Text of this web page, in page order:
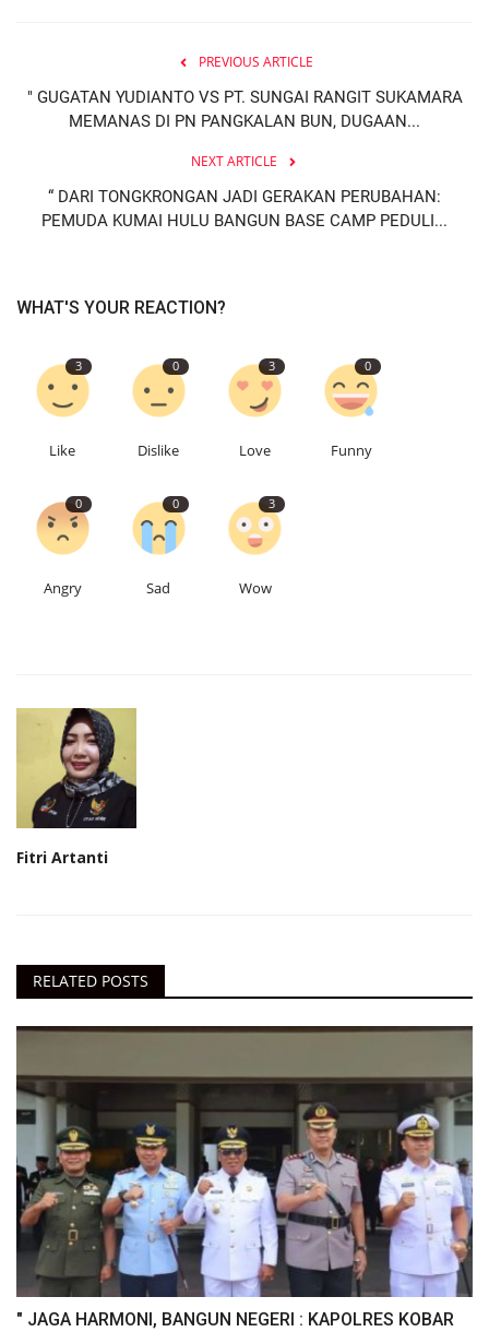
PREVIOUS ARTICLE
" GUGATAN YUDIANTO VS PT. SUNGAI RANGIT SUKAMARA
MEMANAS DI PN PANGKALAN BUN, DUGAAN...
NEXT ARTICLE
“ DARI TONGKRONGAN JADI GERAKAN PERUBAHAN:
PEMUDA KUMAI HULU BANGUN BASE CAMP PEDULI...
WHAT'S YOUR REACTION?
3
Like
0
Dislike
3
Love
0
Funny
0
Angry
0
Sad
3
Wow
Fitri Artanti
RELATED POSTS
" JAGA HARMONI, BANGUN NEGERI : KAPOLRES KOBAR